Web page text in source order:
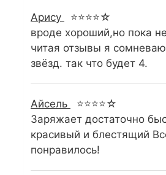
Арису
⭐⭐⭐⭐☆
вроде хороший,но пока
читая отзывы я
звёзд. так что будет 4.
Айсель
⭐⭐⭐⭐☆
Заряжает достаточно
красивый и блестящий
понравилось!